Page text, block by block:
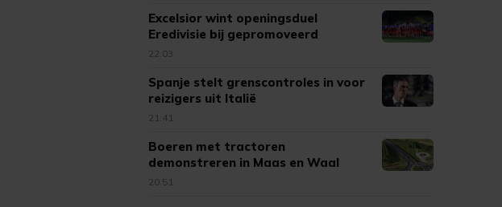
Excelsior wint openingsduel
Eredivisie bij gepromoveerd
Cambuur
22:03
Spanje stelt grenscontroles in voor
reizigers uit Italië
21:41
Boeren met tractoren
demonstreren in Maas en Waal
20:51